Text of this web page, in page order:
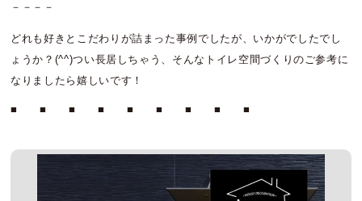
－－－－
どれも好きとこだわりが詰まった事例でしたが、いかがでしたでし
ょうか？(^^)つい長居しちゃう、そんなトイレ空間づくりのご参考に
なりましたら嬉しいです！
■ ■ ■ ■ ■ ■ ■ ■ ■